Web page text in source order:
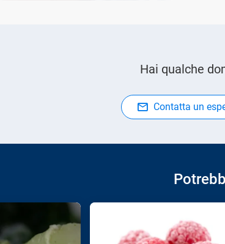
Hai qualche
Contatta un